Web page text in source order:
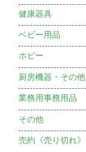
健康器具
ベビー用品
ホビー
厨房機器・その他
業務用事務用品
その他
売約《売り切れ》